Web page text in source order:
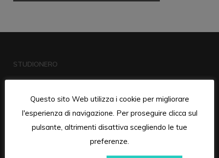
STUDIONERO
Questo sito Web utilizza i cookie per migliorare
l'esperienza di navigazione. Per proseguire clicca sul
pulsante, altrimenti disattiva scegliendo le tue
preferenze.